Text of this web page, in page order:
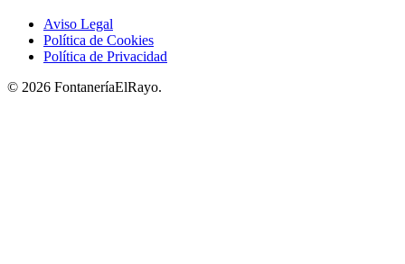
Aviso Legal
Política de Cookies
Política de Privacidad
© 2026 FontaneríaElRayo.